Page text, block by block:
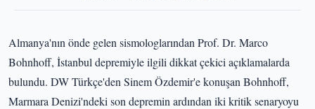
Almanya'nın önde gelen sismologlarından Prof. Dr. Marco
Bohnhoff, İstanbul depremiyle ilgili dikkat çekici açıklamalarda
bulundu. DW Türkçe'den Sinem Özdemir'e konuşan Bohnhoff,
Marmara Denizi'ndeki son depremin ardından iki kritik senaryoyu